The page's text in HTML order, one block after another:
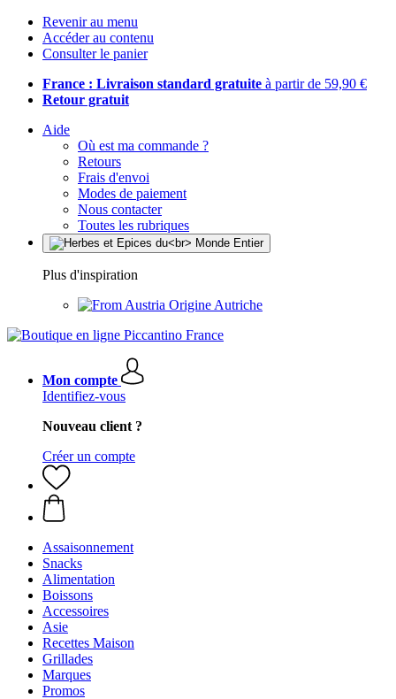
Revenir au menu
Accéder au contenu
Consulter le panier
France : Livraison standard gratuite à partir de 59,90 €
Retour gratuit
Aide
Où est ma commande ?
Retours
Frais d'envoi
Modes de paiement
Nous contacter
Toutes les rubriques
Plus d'inspiration
Origine Autriche
Mon compte
Identifiez-vous
Nouveau client ?
Créer un compte
Assaisonnement
Snacks
Alimentation
Boissons
Accessoires
Asie
Recettes Maison
Grillades
Marques
Promos